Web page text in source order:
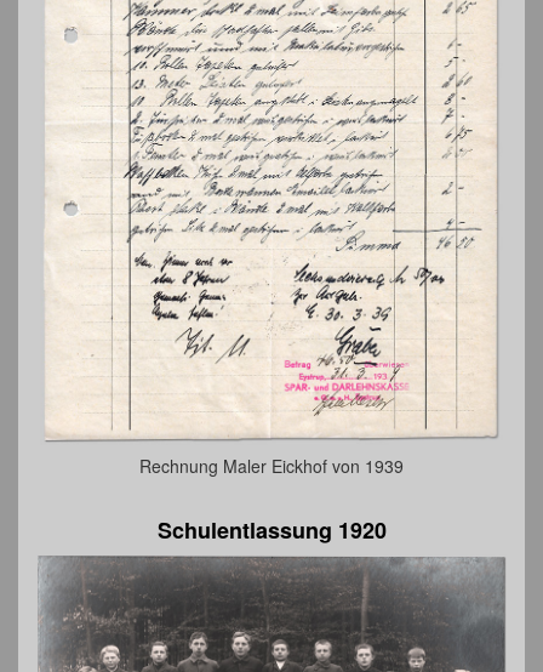
Rechnung Maler Eickhof von 1939
Schulentlassung 1920